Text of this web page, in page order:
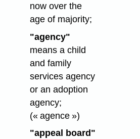
now over the
age of majority;
"agency"
means a child
and family
services agency
or an adoption
agency;
(« agence »)
"appeal board"